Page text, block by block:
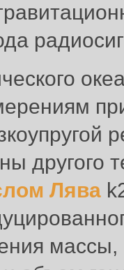
другого
Лява